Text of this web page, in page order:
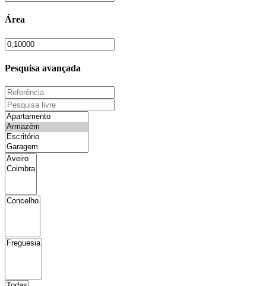
Área
Pesquisa avançada